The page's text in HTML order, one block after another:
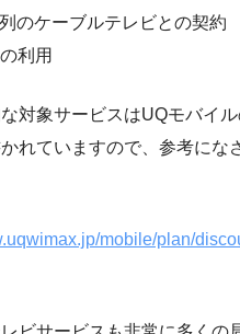
のケーブルテレビとの契約
利用
対象サービスはUQモバイ
れていますので、参考にな
mobile/plan/